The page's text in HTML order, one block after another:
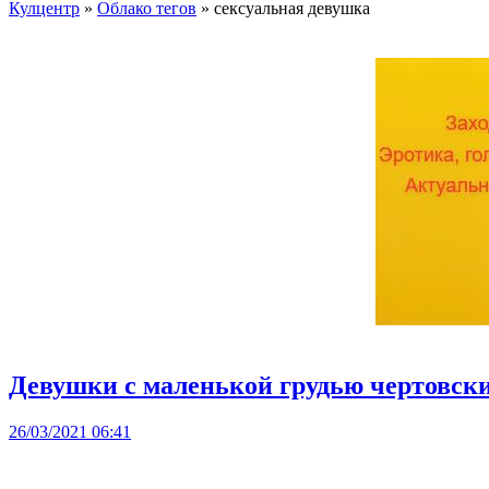
Кулцентр » Облако тегов » сексуальная девушка
Девушки с маленькой грудью
26/03/2021 06:41